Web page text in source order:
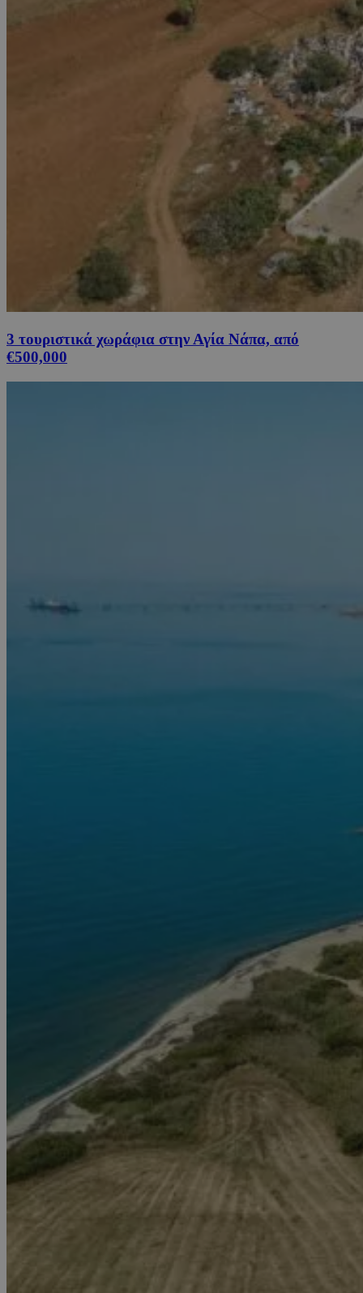
3 τουριστικά χωράφια στην Αγία Νάπα, από
€500,000